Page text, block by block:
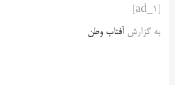
به گزارش آفتاب وطن